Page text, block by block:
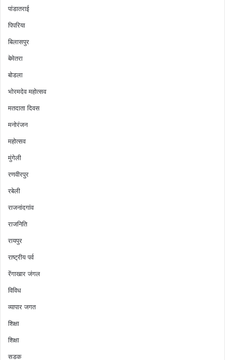
पांडातराई
पिपरिया
बिलासपुर
बेमेतरा
बोडला
भोरमदेव महोत्सव
मतदाता दिवस
मनोरंजन
महोत्सव
मुंगेली
रणवीरपुर
रबेली
राजनांदगांव
राजनिति
रायपुर
राष्ट्रीय पर्व
रेंगाखार जंगल
विविध
व्यापार जगत
शिक्षा
शिक्षा
सडक